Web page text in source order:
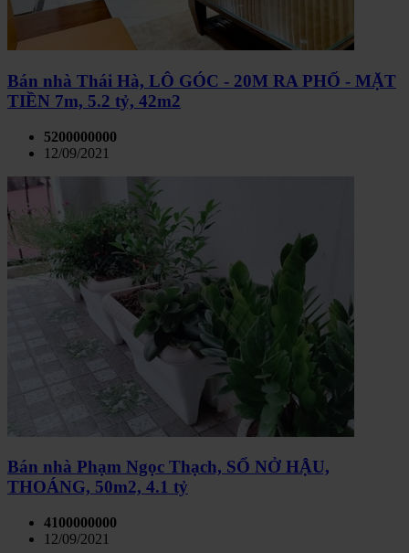
Bán nhà Thái Hà, LÔ GÓC - 20M RA PHỐ - MẶT
TIỀN 7m, 5.2 tỷ, 42m2
5200000000
12/09/2021
Bán nhà Phạm Ngọc Thạch, SỔ NỞ HẬU,
THOÁNG, 50m2, 4.1 tỷ
4100000000
12/09/2021